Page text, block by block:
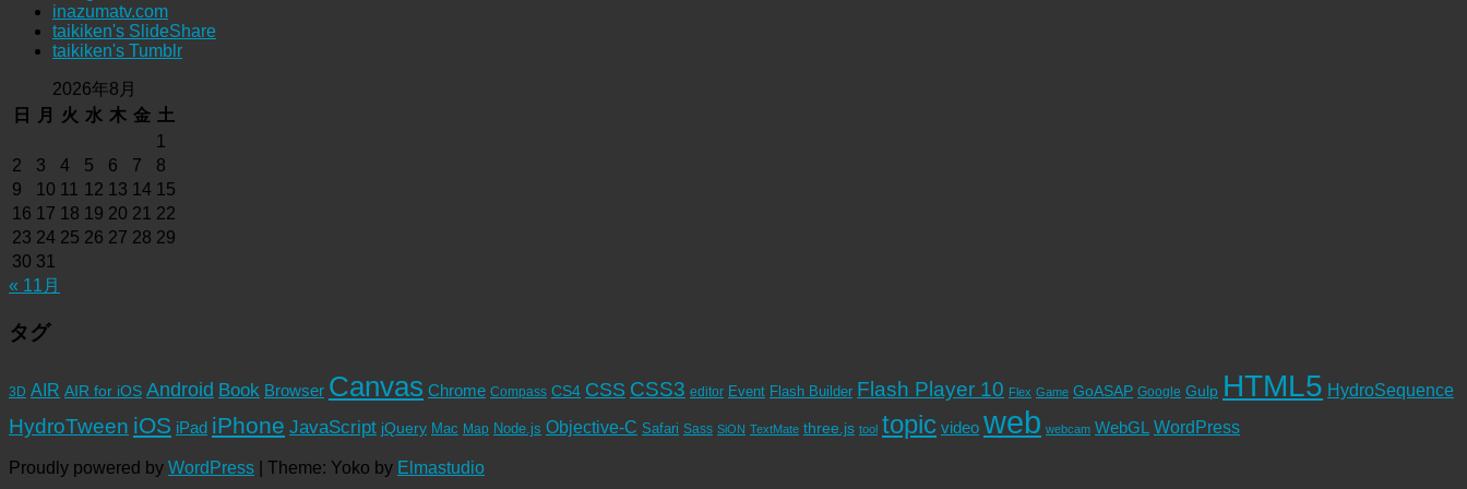
inazumatv.com
taikiken's SlideShare
taikiken's Tumblr
2026年8月
日
月 火 水 木 金 土
1
2
3 4 5 6 7
8
9
10 11 12 13 14 15
16 17 18 19 20 21 22
23 24 25 26 27 28 29
30 31
« 11月
タグ
3D AIR AIR for iOS Android Book Browser Canvas Chrome Compass CS4 CSS CSS3 editor Event Flash Builder Flash Player 10 Flex Game GoASAP Google Gulp HTML5 HydroSequence
HydroTween iOS iPad iPhone JavaScript jQuery Mac Map Node.js Objective-C Safari Sass SiON TextMate three.js tool topic video web webcam WebGL WordPress
Proudly powered by WordPress Theme: Yoko by Elmastudio